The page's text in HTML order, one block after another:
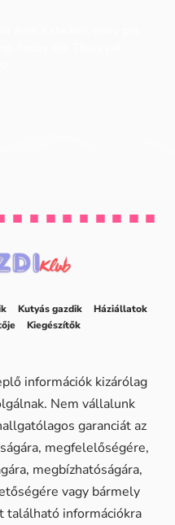
Kutyás gazdik
Háziállatok
Kiegészítők
információk kizárólag
Nem vállalunk
garanciát az
megfelelőségére,
megbízhatóságára,
vagy bármely
található információkra